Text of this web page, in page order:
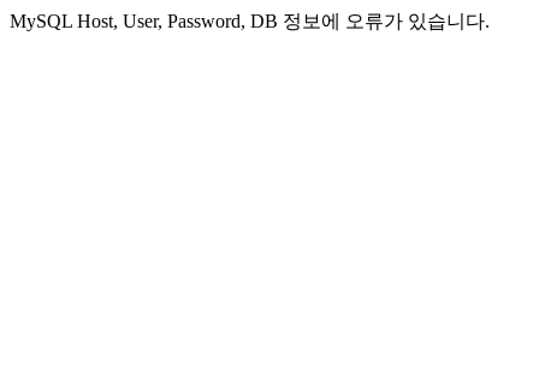
MySQL Host, User, Password, DB 정보에 오류가 있습니다.